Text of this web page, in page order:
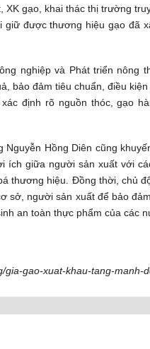
XK gạo, khai thác thị trường
giữ được thương hiệu gạo đã
nghiệp và Phát triển nông
bảo đảm tiêu chuẩn, điều
định rõ nguồn thóc, gạo
Hồng Diên cũng
ích giữa người sản xuất với
thương hiệu. Đồng thời, chủ
sở, người sản xuất để bảo
an toàn thực phẩm của các
gia-gao-xuat-khau-tang-manh-